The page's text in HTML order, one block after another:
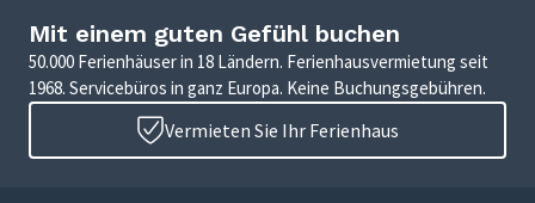
Mit einem guten Gefühl buchen
50.000 Ferienhäuser in 18 Ländern. Ferienhausvermietung seit
1968. Servicebüros in ganz Europa. Keine Buchungsgebühren.
Vermieten Sie Ihr Ferienhaus